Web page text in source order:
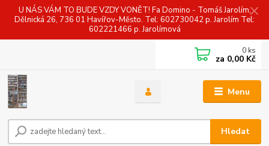
U NÁS VÁM TO BUDE VZDY VONĚT! Fa Domino - Tomáš Jarolím,
Dělnická 26, 736 01 Havířov-Město. Tel: 602730042 p. Jarolím Tel:
602221466 p. Jarolímová
Menu
Hledat
0 ks
za 0,00 Kč